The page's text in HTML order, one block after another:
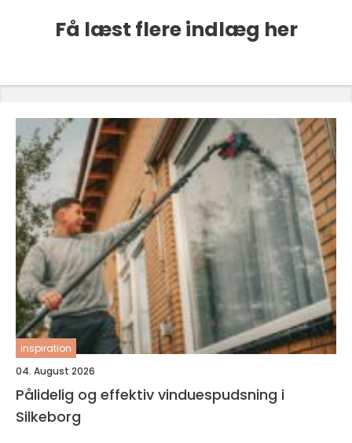
Få læst flere indlæg her
inspiration
04. August 2026
Pålidelig og effektiv vinduespudsning i
Silkeborg